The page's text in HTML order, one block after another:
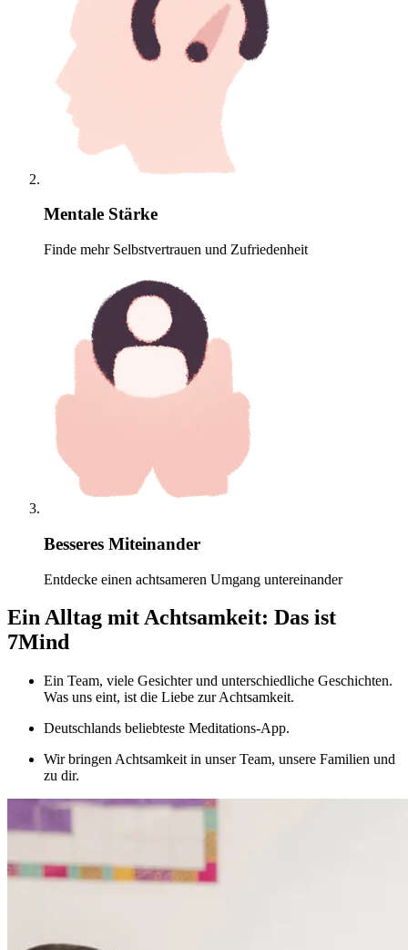
Mentale Stärke
Finde mehr Selbstvertrauen und Zufriedenheit
Besseres Miteinander
Entdecke einen achtsameren Umgang untereinander
Ein Alltag mit Achtsamkeit: Das ist
7Mind
Ein Team, viele Gesichter und unterschiedliche Geschichten.
Was uns eint, ist die Liebe zur Achtsamkeit.
Deutschlands beliebteste Meditations-App.
Wir bringen Achtsamkeit in unser Team, unsere Familien und
zu dir.